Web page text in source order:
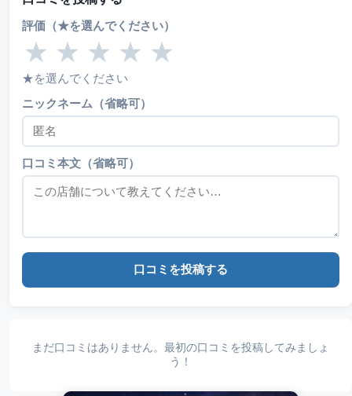
評価（★を選んでください）
★ ★ ★ ★ ★
★を選んでください
ニックネーム（省略可）
口コミ本文（省略可）
口コミを投稿する
まだ口コミはありません。最初の口コミを投稿してみましょ
う！